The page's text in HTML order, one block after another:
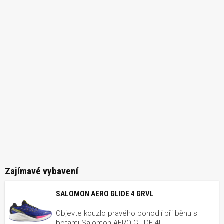
Zajímavé vybavení
SALOMON AERO GLIDE 4 GRVL
Objevte kouzlo pravého pohodlí při běhu s